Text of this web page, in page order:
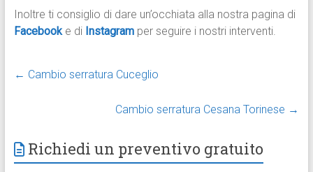
Inoltre ti consiglio di dare un’occhiata alla nostra pagina di
Facebook e di Instagram per seguire i nostri interventi.
← Cambio serratura Cuceglio
Cambio serratura Cesana Torinese →
Richiedi un preventivo gratuito